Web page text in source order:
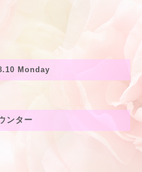
Monday
ンター